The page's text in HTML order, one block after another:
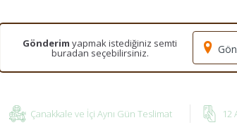
Gönderim yapmak istediğiniz semti
buradan seçebilirsiniz.
Çanakkale ve İçi Aynı Gün Teslimat 12